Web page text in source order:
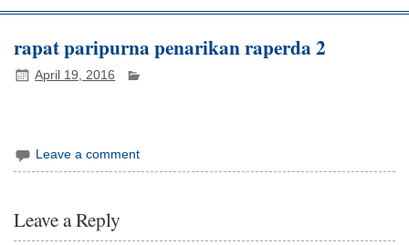
rapat paripurna penarikan raperda 2
April 19, 2016
Leave a comment
Leave a Reply